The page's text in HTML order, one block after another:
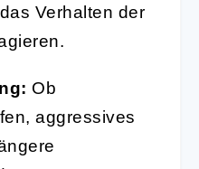
Verhalten der
Ob
aggressives